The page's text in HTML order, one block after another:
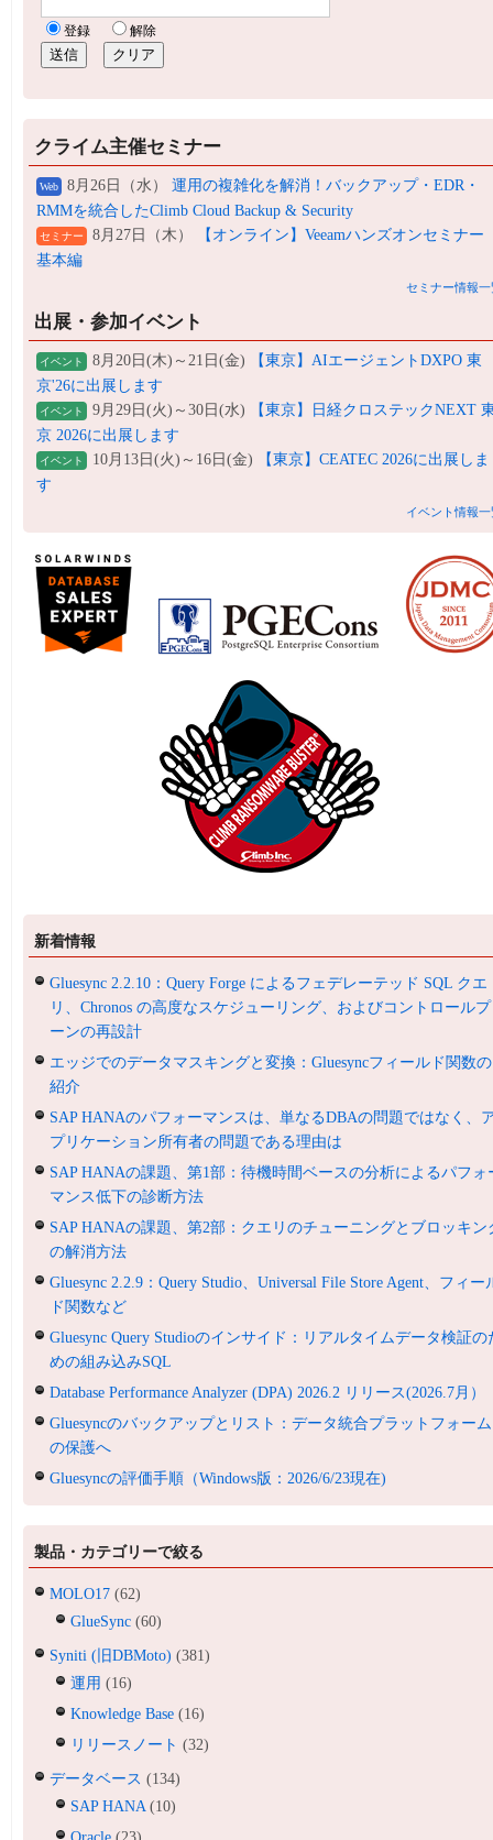
クライム主催セミナー
Web 8月26日（水） 運用の複雑化を解消！バックアップ・EDR・
RMMを統合したClimb Cloud Backup & Security
セミナー 8月27日（木）
【オンライン】Veeamハンズオンセミナー
基本編
セミナー情報一
出展・参加イベント
イベント 8月20日(木)～21日(金)
【東京】AIエージェントDXPO 東
京'26に出展します
イベント 9月29日(火)～30日(水)
【東京】日経クロステックNEXT
京 2026に出展します
イベント 10月13日(火)～16日(金)
【東京】CEATEC 2026に出展しま
す
イベント情報一
新着情報
Gluesync 2.2.10：Query Forge によるフェデレーテッド SQL クエ
リ、Chronos の高度なスケジューリング、およびコントロール
ーンの再設計
エッジでのデータマスキングと変換：Gluesyncフィールド関数の
紹介
SAP HANAのパフォーマンスは、単なるDBAの問題ではなく、
プリケーション所有者の問題である理由は
SAP HANAの課題、第1部：待機時間ベースの分析によるパフォ
マンス低下の診断方法
SAP HANAの課題、第2部：クエリのチューニングとブロッキン
の解消方法
Gluesync 2.2.9：Query Studio、Universal File Store Agent、フィー
ド関数など
Gluesync Query Studioのインサイド：リアルタイムデータ検証の
めの組み込みSQL
Database Performance Analyzer (DPA) 2026.2 リリース(2026.7月）
Gluesyncのバックアップとリスト：データ統合プラットフォーム
の保護へ
Gluesyncの評価手順（Windows版：2026/6/23現在)
製品・カテゴリーで絞る
MOLO17 (62)
GlueSync (60)
Syniti (旧DBMoto) (381)
運用 (16)
Knowledge Base (16)
リリースノート (32)
データベース (134)
SAP HANA(10)